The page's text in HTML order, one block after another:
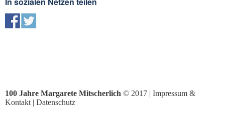
100 Jahre Margarete Mitscherlich © 2017 | Impressum &
Kontakt | Datenschutz